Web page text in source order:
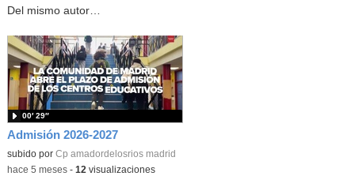
Del mismo autor…
Admisión 2026-2027
subido por Cp amadordelosrios madrid
00′ 29″
-hace 5 meses- 12 visualizaciones